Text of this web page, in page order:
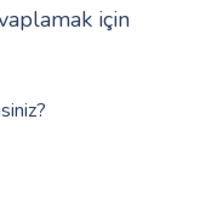
için